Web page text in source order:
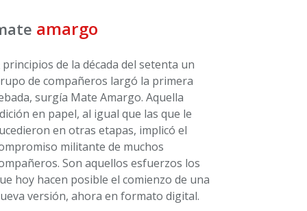
amargo
principios de la década del setenta un
de compañeros largó la primera
surgía Mate Amargo. Aquella
en papel, al igual que las que le
en otras etapas, implicó el
militante de muchos
Son aquellos esfuerzos los
hoy hacen posible el comienzo de una
versión, ahora en formato digital.